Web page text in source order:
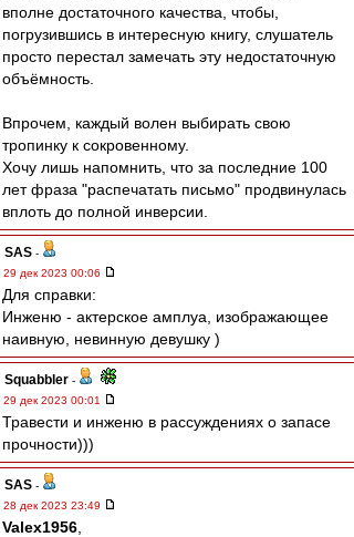
вполне достаточного качества, чтобы,
погрузившись в интересную книгу, слушатель
просто перестал замечать эту недостаточную
объёмность.
Впрочем, каждый волен выбирать свою
тропинку к сокровенному.
Хочу лишь напомнить, что за последние 100
лет фраза "распечатать письмо" продвинулась
вплоть до полной инверсии.
SAS -
29 дек 2023 00:06
Для справки:
Инженю - актерское амплуа, изображающее
наивную, невинную девушку )
Squabbler -
29 дек 2023 00:01
Травести и инженю в рассуждениях о запасе
прочности)))
SAS -
28 дек 2023 23:49
Valex1956